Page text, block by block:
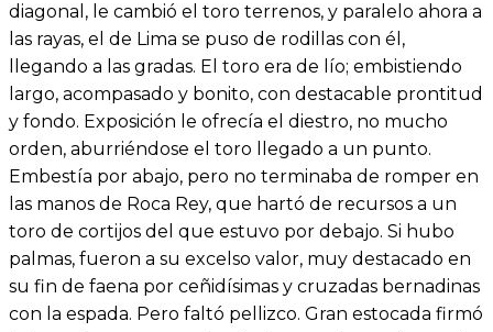
diagonal, le cambió el toro terrenos, y paralelo ahora a
las rayas, el de Lima se puso de rodillas con él,
llegando a las gradas. El toro era de lío; embistiendo
largo, acompasado y bonito, con destacable prontitud
y fondo. Exposición le ofrecía el diestro, no mucho
orden, aburriéndose el toro llegado a un punto.
Embestía por abajo, pero no terminaba de romper en
las manos de Roca Rey, que hartó de recursos a un
toro de cortijos del que estuvo por debajo. Si hubo
palmas, fueron a su excelso valor, muy destacado en
su fin de faena por ceñidísimas y cruzadas bernadinas
con la espada. Pero faltó pellizco. Gran estocada firmó